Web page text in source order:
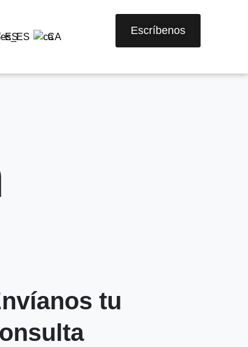
ES CA Escríbenos
tu